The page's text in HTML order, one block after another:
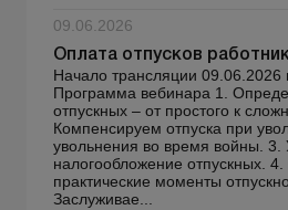
09.06.2026
Оплата отпусков
Начало трансляции 09.06.2026
Программа вебинара 1.
отпускных – от простого к
Компенсируем отпуска при
увольнения во время войны. 3.
налогообложение отпускных.
практические моменты
Заслуживае...